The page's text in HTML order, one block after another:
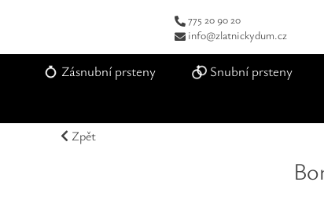
775 20 90 20
info@zlatnickydum.cz
Zásnubní prsteny Snubní prsteny
Zpět